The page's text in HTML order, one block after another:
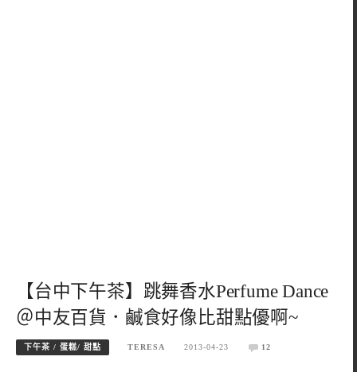
【台中下午茶】跳舞香水Perfume Dance
＠中友百貨．鹹食好像比甜點優啊~
下午茶 / 蛋糕/ 甜點 TERESA 2013-04-23 12